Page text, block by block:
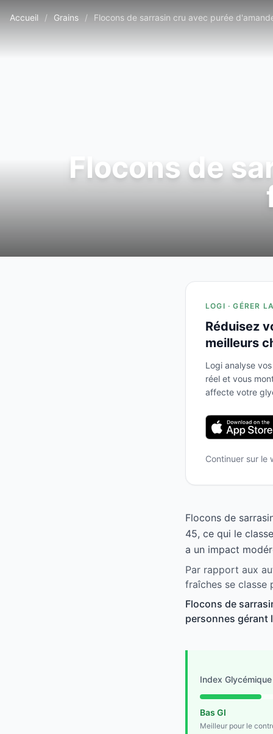
Accueil / Grains / Flocons de sarrasin cru avec purée
Flocons de
LOGI · GÉRER
Réduisez
meilleurs
Logi analyse
réel et vous
affecte votre
Continuer sur le
Flocons de
45, ce qui le
a un impact
Par rapport aux
fraîches se classe
Flocons de
personnes gérant
Index Glycémique
Bas GI
Meilleur pour le